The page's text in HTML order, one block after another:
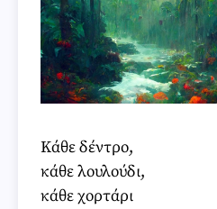
Κάθε δέντρο,
κάθε λουλούδι,
κάθε χορτάρι